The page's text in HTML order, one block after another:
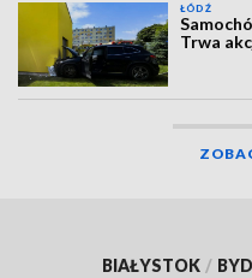
ŁÓDŹ
Trwa
BIAŁYSTOK /